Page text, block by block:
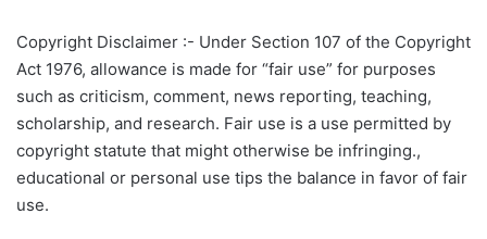
Copyright Disclaimer :- Under Section 107 of the Copyright
Act 1976, allowance is made for “fair use” for purposes
such as criticism, comment, news reporting, teaching,
scholarship, and research. Fair use is a use permitted by
copyright statute that might otherwise be infringing.,
educational or personal use tips the balance in favor of fair
use.